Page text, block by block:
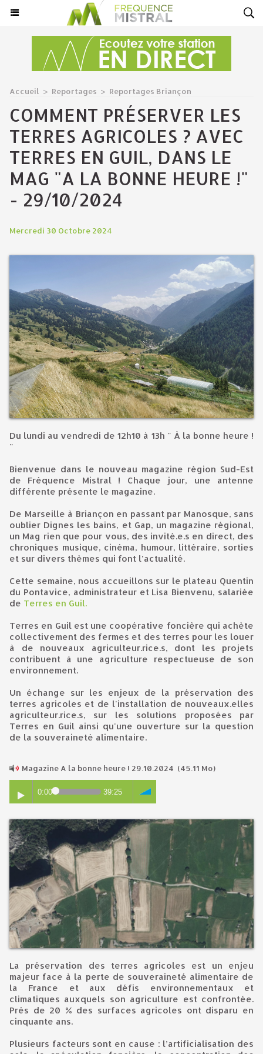
Accueil > Reportages > Reportages Briançon
COMMENT PRÉSERVER LES
TERRES AGRICOLES ? AVEC
TERRES EN GUIL, DANS LE
MAG "A LA BONNE HEURE !"
- 29/10/2024
Mercredi 30 Octobre 2024
Du lundi au vendredi de 12h10 à 13h " À la bonne heure !
"
Bienvenue dans le nouveau magazine région Sud-Est
de Fréquence Mistral ! Chaque jour, une antenne
différente présente le magazine.
De Marseille à Briançon en passant par Manosque, sans
oublier Dignes les bains, et Gap, un magazine régional,
un Mag rien que pour vous, des invité.e.s en direct, des
chroniques musique, cinéma, humour, littéraire, sorties
et sur divers thèmes qui font l’actualité.
Cette semaine, nous accueillons sur le plateau Quentin
du Pontavice, administrateur et Lisa Bienvenu, salariée
de Terres en Guil.
Terres en Guil est une coopérative foncière qui achète
collectivement des fermes et des terres pour les louer
à de nouveaux agriculteur.rice.s, dont les projets
contribuent à une agriculture respectueuse de son
environnement.
Un échange sur les enjeux de la préservation des
terres agricoles et de l'installation de nouveaux.elles
agriculteur.rice.s, sur les solutions proposées par
Terres en Guil ainsi qu'une ouverture sur la question
de la souveraineté alimentaire.
Magazine A la bonne heure ! 29.10.2024 (45.11 Mo)
0:00 39:25
La préservation des terres agricoles est un enjeu
majeur face à la perte de souveraineté alimentaire de
la France et aux défis environnementaux et
climatiques auxquels son agriculture est confrontée.
Près de 20 % des surfaces agricoles ont disparu en
cinquante ans.
Plusieurs facteurs sont en cause : l’artificialisation des